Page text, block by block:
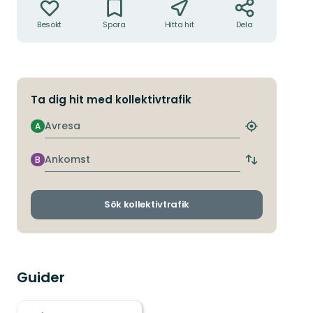
Besökt Spara Hitta hit Dela
Ta dig hit med kollektivtrafik
Avresa
A
Hitta
hållplats
Ankomst
B
Byt
och
Sök kollektivtrafik
Guider